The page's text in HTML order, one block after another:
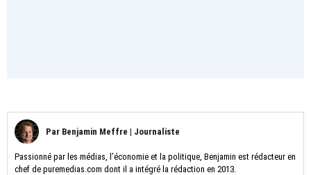
Par Benjamin Meffre | Journaliste
Passionné par les médias, l’économie et la politique, Benjamin est rédacteur en
chef de puremedias.com dont il a intégré la rédaction en 2013.